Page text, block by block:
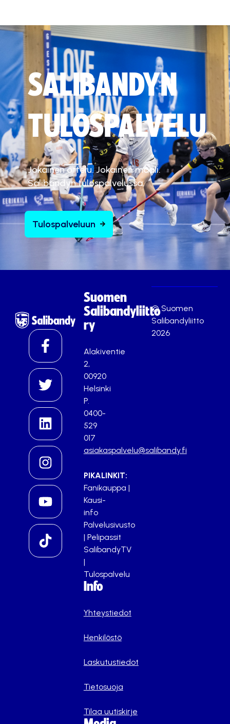
SALIBANDYN
TULOSPALVELU
Jokainen ottelu. Jokainen maali.
Salibandyn tulospalvelussa.
Tulospalveluun
Suomen
Salibandyliitto
ry
Alakiventie
2,
00920
Helsinki
P.
0400-
529
017
asiakaspalvelu@salibandy.fi
PIKALINKIT:
Fanikauppa |
Kausi-
info
Palvelusivusto
| Pelipassit
SalibandyTV
|
Tulospalvelu
Info
Yhteystiedot
Henkilöstö
Laskutustiedot
Tietosuoja
Tilaa uutiskirje
© Suomen
Salibandyliitto
2026